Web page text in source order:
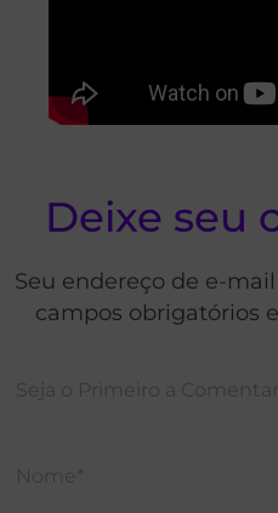
Deixe seu
Seu endereço de e-
campos obrigatórios